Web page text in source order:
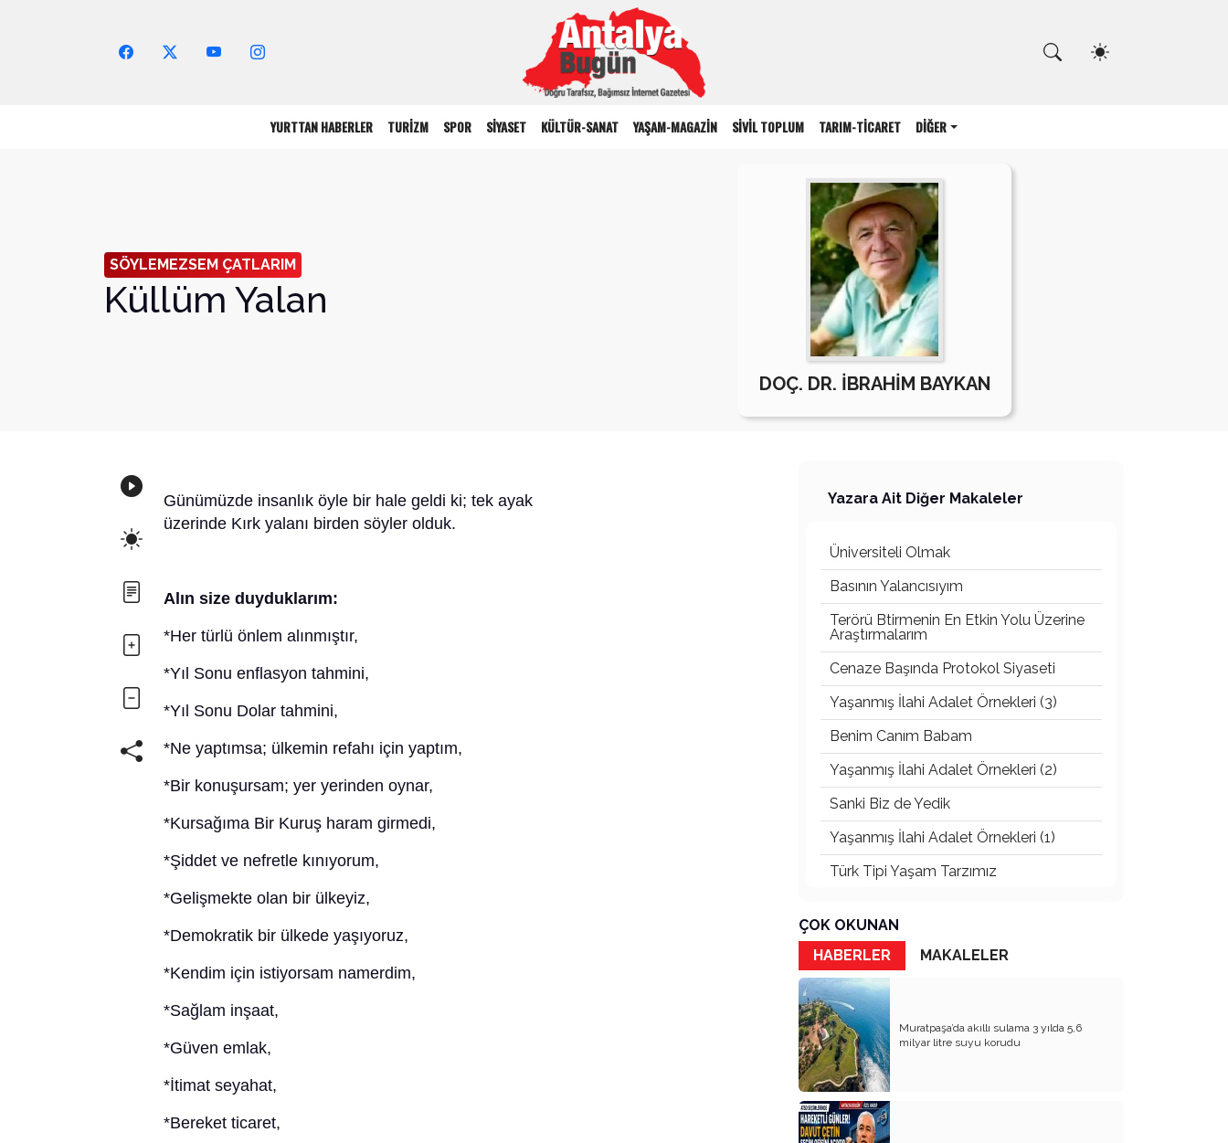
YURTTAN HABERLER TURİZM SPOR SİYASET KÜLTÜR-SANAT YAŞAM-MAGAZİN SİVİL TOPLUM TARIM-TİCARET DİĞER
SÖYLEMEZSEM ÇATLARIM
Küllüm Yalan
DOÇ. DR. İBRAHİM BAYKAN
Günümüzde insanlık öyle bir hale geldi ki; tek ayak
üzerinde Kırk yalanı birden söyler olduk.
Alın size duyduklarım:
*Her türlü önlem alınmıştır,
*Yıl Sonu enflasyon tahmini,
*Yıl Sonu Dolar tahmini,
*Ne yaptımsa; ülkemin refahı için yaptım,
*Bir konuşursam; yer yerinden oynar,
*Kursağıma Bir Kuruş haram girmedi,
*Şiddet ve nefretle kınıyorum,
*Gelişmekte olan bir ülkeyiz,
*Demokratik bir ülkede yaşıyoruz,
*Kendim için istiyorsam namerdim,
*Sağlam inşaat,
*Güven emlak,
*İtimat seyahat,
*Bereket ticaret,
Yazara Ait Diğer Makaleler
Üniversiteli Olmak
Basının Yalancısıyım
Terörü Btirmenin En Etkin Yolu Üzerine
Araştırmalarım
Cenaze Başında Protokol Siyaseti
Yaşanmış İlahi Adalet Örnekleri (3)
Benim Canım Babam
Yaşanmış İlahi Adalet Örnekleri (2)
Sanki Biz de Yedik
Yaşanmış İlahi Adalet Örnekleri (1)
Türk Tipi Yaşam Tarzımız
Katil Ağaçlar
Keşke Herkes Sevdiği ve İyi Bildiği İşi
Yapsa
Veda Mektubum
Avm’ler Sinek Avlıyor
Hangi Gazetecilerin Günü?
Çok Para, Çok Bela
ÇOK OKUNAN
HABERLER
MAKALELER
Muratpaşa’da akıllı sulama 3 yılda 5,6
milyar litre suyu korudu
Arama Yap!